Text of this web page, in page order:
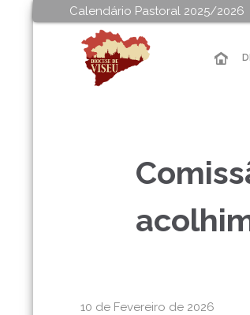
Calendário Pastoral 2025/2026
10 de Fevereiro de 2026